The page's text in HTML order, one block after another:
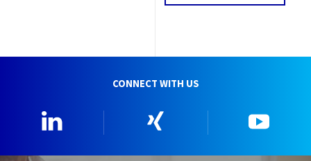
CONNECT WITH US